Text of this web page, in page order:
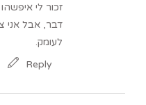
זכור לי
דבר, אבל אני
לעומק.
Reply